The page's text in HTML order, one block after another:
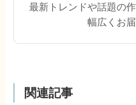
最新トレンドや話題の
幅広くお
関連記事